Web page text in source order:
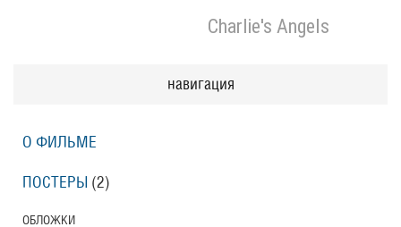
Charlie's Angels
навигация
О ФИЛЬМЕ
ПОСТЕРЫ (2)
ОБЛОЖКИ